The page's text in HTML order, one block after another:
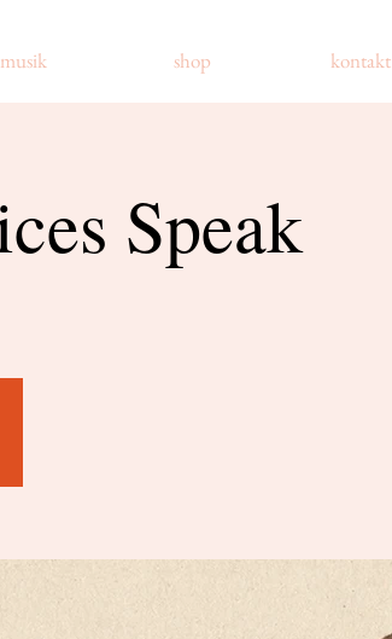
musik shop kontakt
Speak